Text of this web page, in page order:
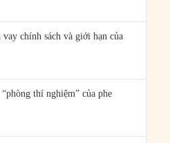
chính sách và giới hạn của
thí nghiệm” của phe